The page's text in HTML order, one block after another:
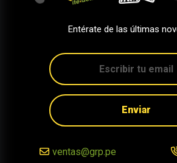
Entérate de las últimas
Enviar
ventas@grp.pe